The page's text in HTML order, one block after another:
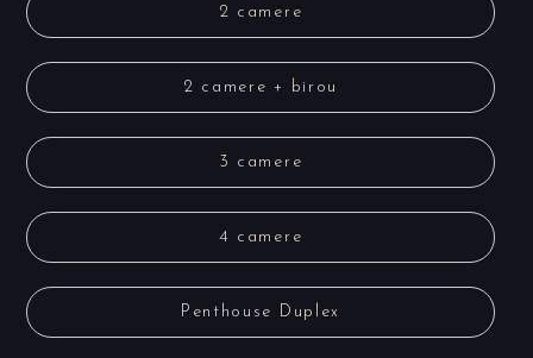
2 camere
2 camere + birou
3 camere
4 camere
Penthouse Duplex